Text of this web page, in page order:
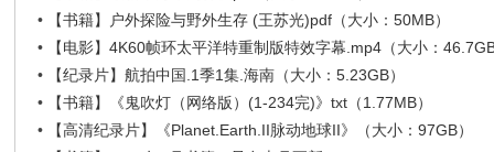
•
【书籍】户外探险与野外生存 (王苏光)pdf（大小：50MB）
•
【电影】4K60帧环太平洋特重制版特效字幕.mp4（大小：
•
【纪录片】航拍中国.1季1集.海南（大小：5.23GB）
•
【书籍】《鬼吹灯（网络版）(1-234完)》txt（1.77MB）
•
【高清纪录片】《Planet.Earth.II脉动地球II》（大小：97GB）